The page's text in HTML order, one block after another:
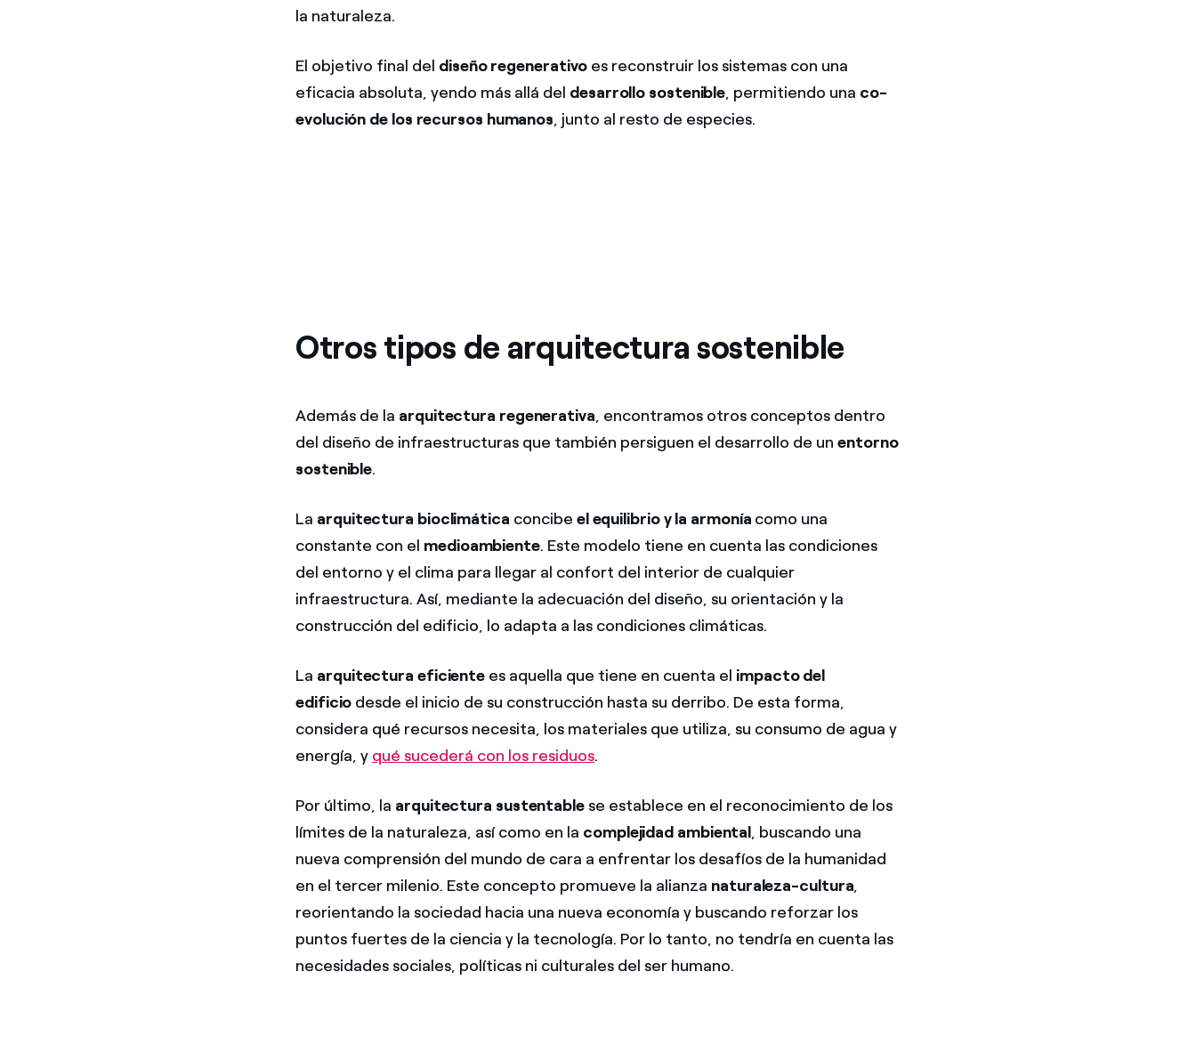
la naturaleza.
El objetivo final del diseño regenerativo es reconstruir los sistemas con una
eficacia absoluta, yendo más allá del desarrollo sostenible, permitiendo una co-
evolución de los recursos humanos, junto al resto de especies.
Otros tipos de arquitectura sostenible
Además de la arquitectura regenerativa, encontramos otros conceptos dentro
del diseño de infraestructuras que también persiguen el desarrollo de unentorno
sostenible.
La arquitectura bioclimática concibe el equilibrio y la armonía como una
constante con el medioambiente. Este modelo tiene en cuenta las condiciones
del entorno y el clima para llegar al confort del interior de cualquier
infraestructura. Así, mediante la adecuación del diseño, su orientación y la
construcción del edificio, lo adapta a las condiciones climáticas.
La arquitectura eficiente es aquella que tiene en cuenta el impacto del
edificio desde el inicio de su construcción hasta su derribo. De esta forma,
considera qué recursos necesita, los materiales que utiliza, su consumo de agua y
energía, y qué sucederá con los residuos.
Por último, la arquitectura sustentablese establece en el reconocimiento de los
límites de la naturaleza, así como en la complejidad ambiental, buscando una
nueva comprensión del mundo de cara a enfrentar los desafíos de la humanidad
en el tercer milenio. Este concepto promueve la alianza naturaleza-cultura,
reorientando la sociedad hacia una nueva economía y buscando reforzar los
puntos fuertes de la ciencia y la tecnología. Por lo tanto, no tendría en cuenta las
necesidades sociales, políticas ni culturales del ser humano.